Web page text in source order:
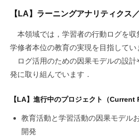
【LA】ラーニングアナリティクス
本領域では，学習者の行動ログを収
学修者本位の教育の実現を目指してい
ログ活用のための因果モデルの設計
発に取り組んでいます．
【LA】進行中のプロジェクト（Current
教育活動と学習活動の因果モデル
開発